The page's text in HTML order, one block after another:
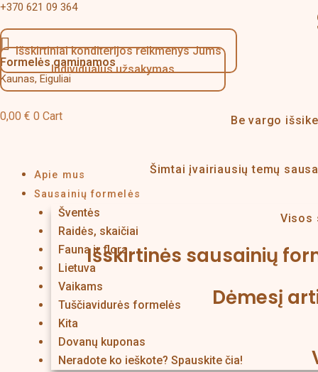
+370 621 09 364
Formelės gaminamos
Kaunas, Eiguliai
0,00 € 0 Cart
Apie mus
Sausainių formelės
Šventės
Raidės, skaičiai
Fauna ir flora
Lietuva
Vaikams
Tuščiavidurės formelės
Kita
Dovanų kuponas
Neradote ko ieškote? Spauskite čia!
Išskirtiniai konditerijos reikmenys Jums
Individualus užsakymas
Be vargo
Šimtai įvairiausių temų
Visos
Išskirtinės sausainių
Dėmesį